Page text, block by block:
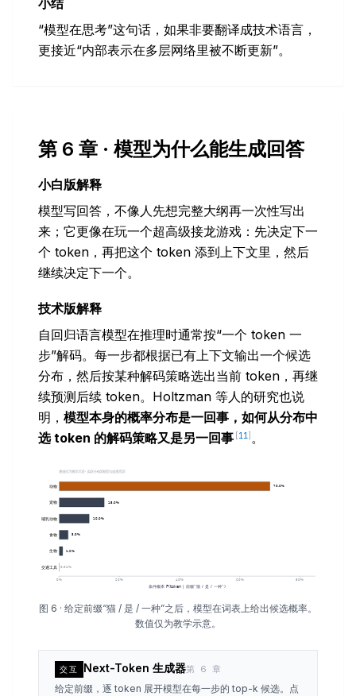
“模型在思考”这句话，如果非要翻译成技术语言，
更接近“内部表示在多层网络里被不断更新”。
第 6 章 · 模型为什么能生成回答
小白版解释
模型写回答，不像人先想完整大纲再一次性写出
来；它更像在玩一个超高级接龙游戏：先决定下一
个 token，再把这个 token 添到上下文里，然后
继续决定下一个。
技术版解释
自回归语言模型在推理时通常按“一个 token 一
步”解码。每一步都根据已有上下文输出一个候选
分布，然后按某种解码策略选出当前 token，再继
续预测后续 token。Holtzman 等人的研究也说
明， 模型本身的概率分布是一回事，如何从分布中
选 token 的解码策略又是另一回事 [11 ] 。
图 6 · 给定前缀“猫 / 是 / 一种”之后，模型在词表上给出候选概率。
数值仅为教学示意。
交互 Next-Token 生成器第 6 章
给定前缀，逐 token 展开模型在每一步的 top-k 候选。点